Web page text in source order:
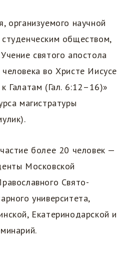
организуемого научной
обществом,
святого апостола
во Христе Иисусе
Галатам (Гал. 6:12–16)»
магистратуры
более 20 человек —
Московской
Свято-
университета,
Екатеринодарской и